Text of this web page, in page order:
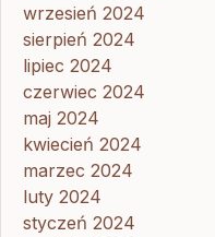
wrzesień 2024
sierpień 2024
lipiec 2024
czerwiec 2024
maj 2024
kwiecień 2024
marzec 2024
luty 2024
styczeń 2024